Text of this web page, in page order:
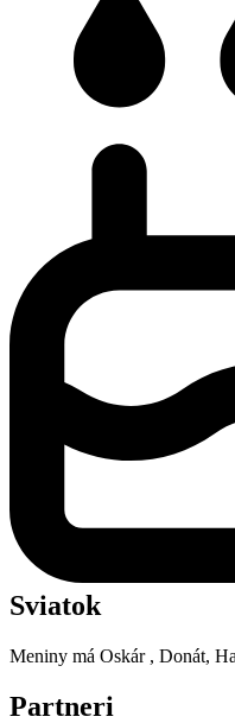
Sviatok
Meniny má Oskár , Donát,
Partneri